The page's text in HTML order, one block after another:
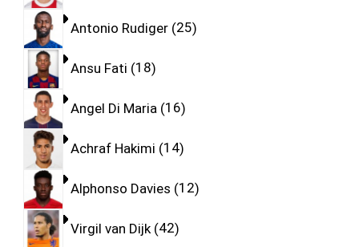
Antonio Rudiger 25
Ansu Fati 18
Angel Di Maria 16
Achraf Hakimi 14
Alphonso Davies 12
Virgil van Dijk 42